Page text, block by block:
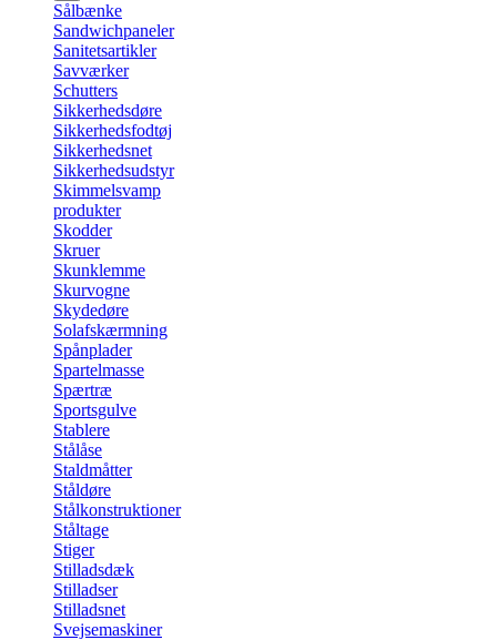
Sålbænke
Sandwichpaneler
Sanitetsartikler
Savværker
Schutters
Sikkerhedsdøre
Sikkerhedsfodtøj
Sikkerhedsnet
Sikkerhedsudstyr
Skimmelsvamp
produkter
Skodder
Skruer
Skunklemme
Skurvogne
Skydedøre
Solafskærmning
Spånplader
Spartelmasse
Spærtræ
Sportsgulve
Stablere
Stålåse
Staldmåtter
Ståldøre
Stålkonstruktioner
Ståltage
Stiger
Stilladsdæk
Stilladser
Stilladsnet
Svejsemaskiner